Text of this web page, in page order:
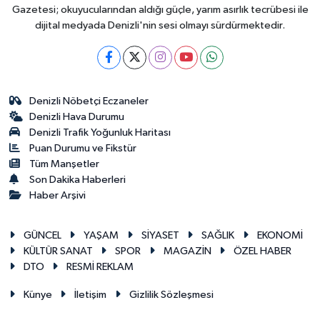
Gazetesi; okuyucularından aldığı güçle, yarım asırlık tecrübesi ile
dijital medyada Denizli'nin sesi olmayı sürdürmektedir.
Denizli Nöbetçi Eczaneler
Denizli Hava Durumu
Denizli Trafik Yoğunluk Haritası
Puan Durumu ve Fikstür
Tüm Manşetler
Son Dakika Haberleri
Haber Arşivi
GÜNCEL YAŞAM SİYASET SAĞLIK
EKONOMİ
KÜLTÜR SANAT
SPOR MAGAZİN
ÖZEL HABER
DTO
RESMİ REKLAM
Künye İletişim Gizlilik Sözleşmesi